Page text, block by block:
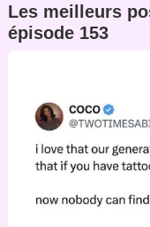
Les meilleurs
épisode 153